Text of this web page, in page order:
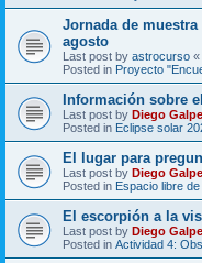
Jornada de
agosto
Last post by astrocurso «
Posted in Proyecto
Información sobre
Last post by Diego
Posted in Eclipse solar
El lugar para
Last post by Diego
Posted in Espacio libre
El escorpión a la
Last post by Diego
Posted in Actividad 4: